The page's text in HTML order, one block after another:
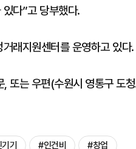
다”고 당부했다.
래지원센터를 운영하고 있다.
또는 우편(수원시 영통구 도
기 #인건비 #창업